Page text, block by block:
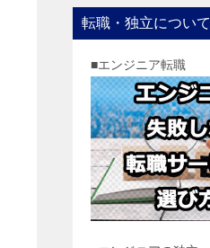
転職・独立について
■エンジニア転職